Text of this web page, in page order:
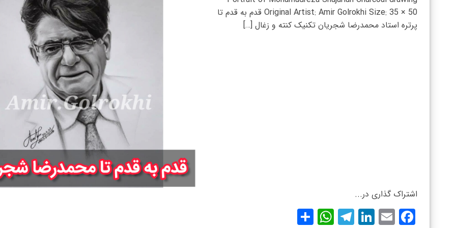
Original Artist: Amir Golrokhi Size: 35 × 50 قدم به قدم تا
پرتره استاد محمدرضا شجریان تکنیک کنته و زغال […]
اشتراک گذاری در...
Facebook
Email
LinkedIn
Telegram
WhatsApp